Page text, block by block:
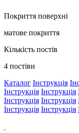
Покриття поверхні
матове покриття
Кількість постів
4 постіви
Каталог Інструкція
Інструкція Інструкція
Інструкція Інструкція
Інструкція Інструкція
-